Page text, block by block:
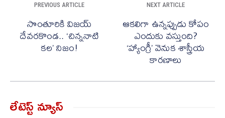
PREVIOUS ARTICLE
సొంతూరికి విజయ్
దేవరకొండ.. ‘చిన్ననాటి
కల’ నిజం!
NEXT ARTICLE
ఆకలిగా ఉన్నప్పుడు కోపం
ఎందుకు వస్తుంది?
‘హ్యాంగ్రీ’ వెనుక శాస్త్రీయ
కారణాలు
లేటెస్ట్ న్యూస్‌